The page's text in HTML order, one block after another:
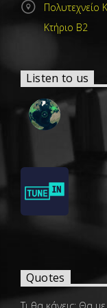
Πολυτεχνείο
Κτήριο Β2
Listen to us
Quotes